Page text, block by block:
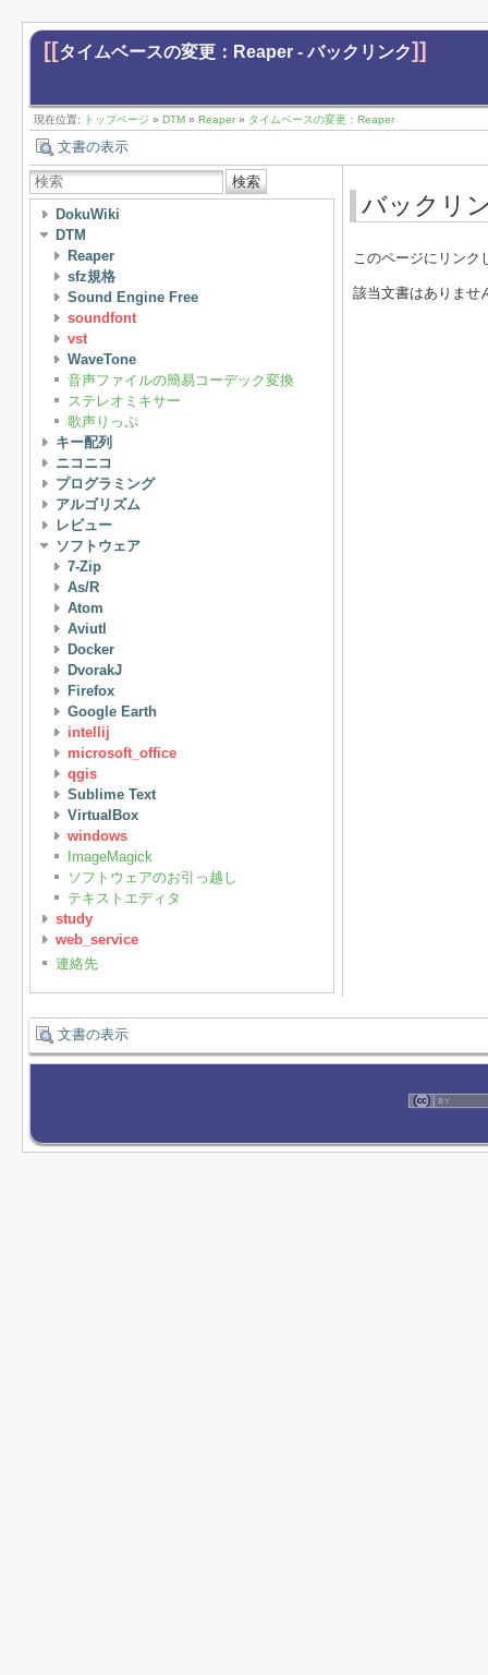
[[タイムベースの変更：Reaper - バックリンク]]
現在位置: トップページ » DTM » Reaper» タイムベースの変更：Reaper
文書の表示
検索
DokuWiki
DTM
Reaper
sfz規格
Sound Engine Free
soundfont
vst
WaveTone
音声ファイルの簡易コーデック変換
ステレオミキサー
歌声りっぷ
キー配列
ニコニコ
プログラミング
アルゴリズム
レビュー
ソフトウェア
7-Zip
As/R
Atom
Aviutl
Docker
DvorakJ
Firefox
Google Earth
intellij
microsoft_office
qgis
Sublime Text
VirtualBox
windows
ImageMagick
ソフトウェアのお引っ越し
テキストエディタ
study
web_service
連絡先
バックリ
このページにリンク
該当文書はありませ
文書の表示